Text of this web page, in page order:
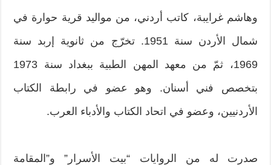
وهاشم غرايبة، كاتب أردني، من مواليد قرية حوارة في
شمال الأردن سنة 1951. تخرّج من ثانوية إربد سنة
1969، ثمّ من معهد المهن الطبية ببغداد سنة 1973
بتخصص فني أسنان. وهو عضو في رابطة الكتاب
الأردنيين، وعضو في اتحاد الكتاب والأدباء العرب.
صدرت له من الروايات “بيت الأسرار” و”المقامة